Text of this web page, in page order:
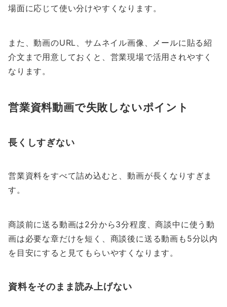
場面に応じて使い分けやすくなります。
また、動画のURL、サムネイル画像、メールに貼る紹
介文まで用意しておくと、営業現場で活用されやすく
なります。
営業資料動画で失敗しないポイント
長くしすぎない
営業資料をすべて詰め込むと、動画が長くなりすぎま
す。
商談前に送る動画は2分から3分程度、商談中に使う動
画は必要な章だけを短く、商談後に送る動画も5分以内
を目安にすると見てもらいやすくなります。
資料をそのまま読み上げない